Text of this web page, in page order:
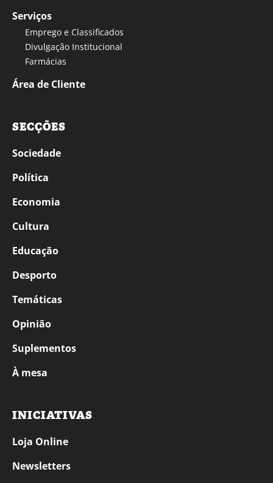
Serviços
Emprego e Classificados
Divulgação Institucional
Farmácias
Área de Cliente
SECÇÕES
Sociedade
Política
Economia
Cultura
Educação
Desporto
Temáticas
Opinião
Suplementos
À mesa
INICIATIVAS
Loja Online
Newsletters